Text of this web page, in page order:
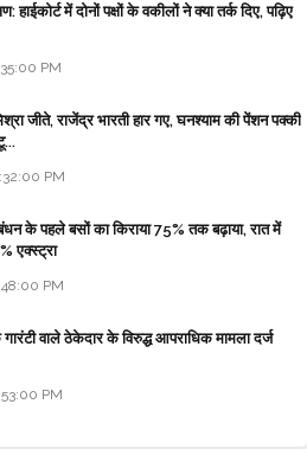
में दोनों पक्षों के वकीलों ने क्या तर्क दिए, पढ़िए
PM
जीते, राजेंद्र भारती हार गए, घनश्याम की पेंशन पक्की
PM
के पहले बसों का किराया 75% तक बढ़ाया, रात में
एक्स्ट्रा
PM
वाले ठेकेदार के विरुद्ध आपराधिक मामला दर्ज
PM